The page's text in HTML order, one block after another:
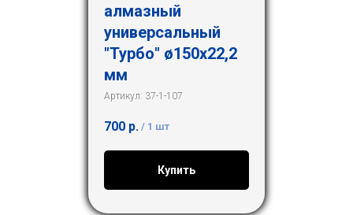
алмазный
универсальный
"Турбо" ø150х22,2
мм
Артикул: 37-1-107
700 р. / 1 шт
Купить